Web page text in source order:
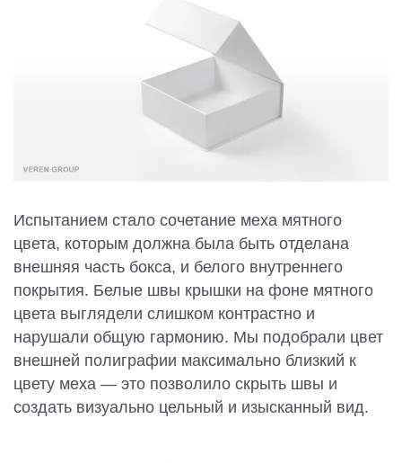
Испытанием стало сочетание меха мятного
цвета, которым должна была быть отделана
внешняя часть бокса, и белого внутреннего
покрытия. Белые швы крышки на фоне мятного
цвета выглядели слишком контрастно и
нарушали общую гармонию. Мы подобрали цвет
внешней полиграфии максимально близкий к
цвету меха — это позволило скрыть швы и
создать визуально цельный и изысканный вид.